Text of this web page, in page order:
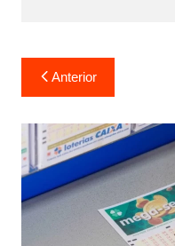
Navegação
de
Post
Anterior